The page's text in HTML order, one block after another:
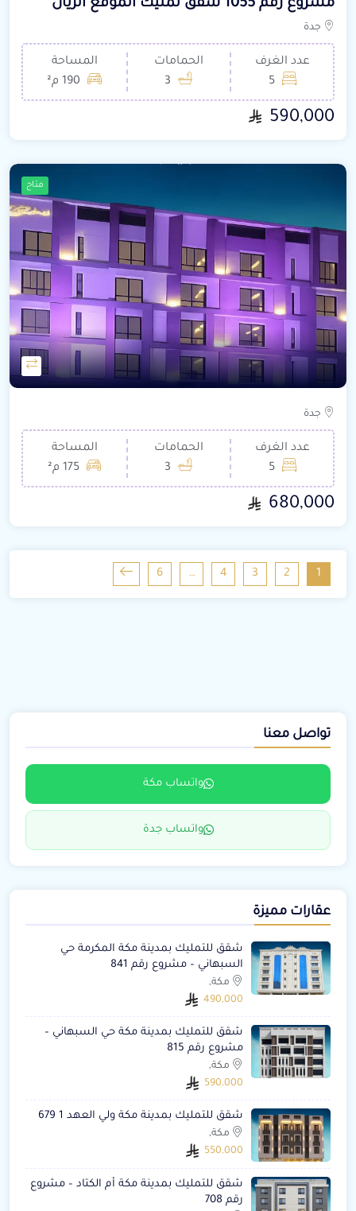
مشروع رقم 1055 شقق تمليك الموقع الريان
جدة
عدد الغرف
5
الحمامات
3
المساحة
190 م²
590,000
متاح
جدة
عدد الغرف
5
الحمامات
3
المساحة
175 م²
680,000
1
2
3
4
…
6
تواصل معنا
واتساب مكة
واتساب جدة
عقارات مميزة
شقق للتمليك بمدينة مكة المكرمة حي
السبهاني – مشروع رقم 841
مكة,
490,000
شقق للتمليك بمدينة مكة حي السبهاني –
مشروع رقم 815
مكة,
590,000
شقق للتمليك بمدينة مكة ولي العهد 1 679
مكة,
550,000
شقق للتمليك بمدينة مكة أم الكتاد – مشروع
رقم 708